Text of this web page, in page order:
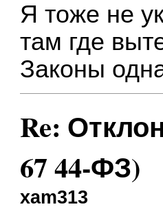
Я тоже не
там где
Законы
Re:
67 44-ФЗ)
xam313